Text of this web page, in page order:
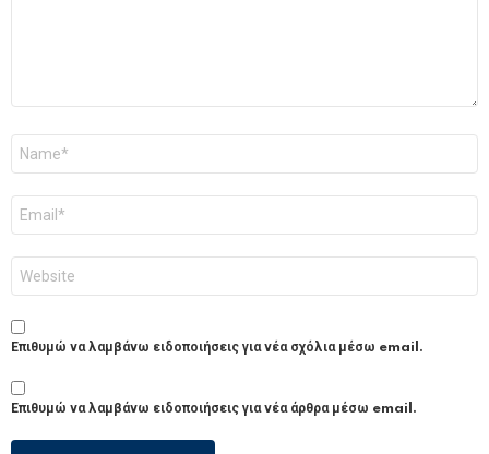
Επιθυμώ να λαμβάνω ειδοποιήσεις για νέα σχόλια μέσω email.
Επιθυμώ να λαμβάνω ειδοποιήσεις για νέα άρθρα μέσω email.